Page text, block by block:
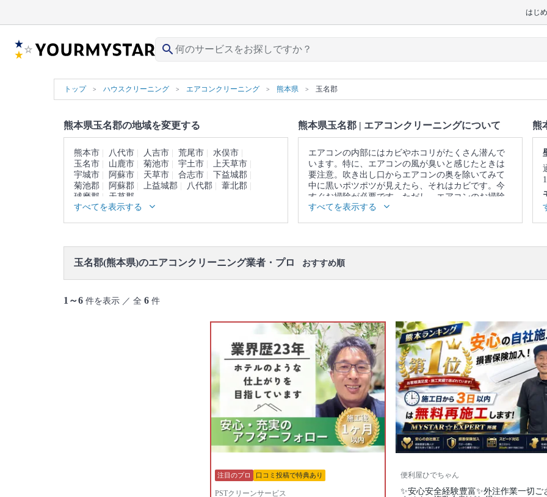
はじ
search
トップ ハウスクリーニング エアコンクリーニング 熊本県 玉名郡
熊本県玉名郡の地域を変更する
熊本市 八代市 人吉市 荒尾市
水俣市
玉名市
山鹿市 菊池市 宇土市
上天草市
宇城市
阿蘇市 天草市 合志市
下益城郡
菊池郡
阿蘇郡 上益城郡 八代郡
葦北郡
球磨郡
天草郡
すべてを表示する
熊本県玉名郡 | エアコンクリーニングについて
エアコンの内部にはカビやホコリがたくさん潜んで
います。特に、エアコンの風が臭いと感じたときは
要注意。吹き出し口からエアコンの奥を除いてみて
中に黒いポツポツが見えたら、それはカビです。今
すぐお掃除が必要です。ただし、エアコンのお掃除
はフィルターをキレイにして終わりではありませ
洗浄してくれるのが、プロのエアコンクリーニング
中から、あなたの条件にあったプロに出会ってくだ
さい。口コミ・写真・日程・料金からあなたにあっ
たプロがきっと見つかります。
▼表示価格に含まれるエアコンクリーニングの作業
範囲
エアコン内部の高圧洗浄 / 外装カバー / フィン（熱交
換器） / ファン / フィルター / ドレンパン / 作業場所
の簡易清掃 / 業務用タイプと家庭用タイプは共通料金
口コミ もご参照ください。
※本ページでは一部プロモーションを含む場合があ
ります。
すべてを表示する
熊
玉名郡(熊本県)のエアコンクリーニング業者・プロ おすすめ順
1～6 件を表示 ／ 全 6 件
注目のプロ 口コミ投稿で特典あり
PSTクリーンサービス
便利屋ひでちゃん
✨安心安全経験豊富✨外注作業一切ご